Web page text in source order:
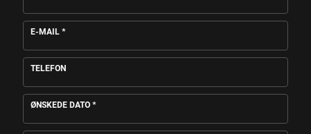
E-MAIL *
TELEFON
ØNSKEDE DATO *